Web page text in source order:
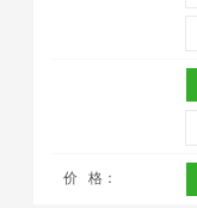
价 格：